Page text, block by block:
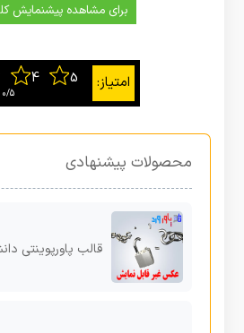
برای مشاهده پیشنمایش
0/5
محصولات پیشنهادی
قالب پاورپوینتی